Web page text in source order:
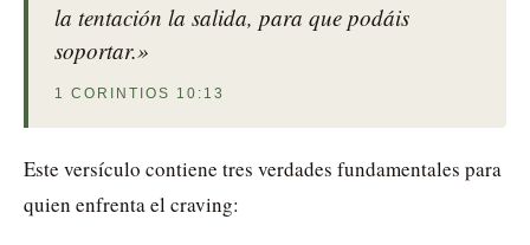
la tentación la salida, para que podáis
soportar.»
1 CORINTIOS 10:13
Este versículo contiene tres verdades fundamentales para
quien enfrenta el craving: